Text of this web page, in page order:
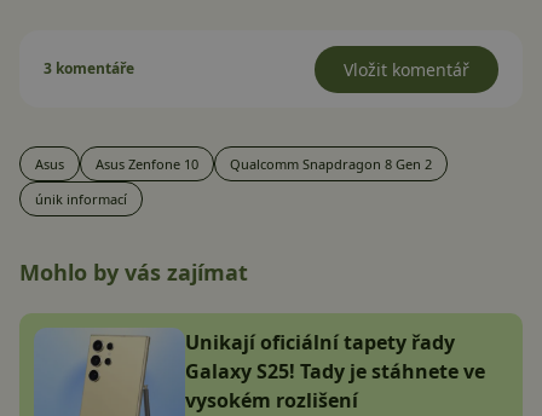
3 komentáře Vložit komentář
Asus Asus Zenfone 10
Qualcomm Snapdragon 8 Gen 2
únik informací
Mohlo by vás zajímat
Unikají oficiální tapety řady
Galaxy S25! Tady je stáhnete ve
vysokém rozlišení